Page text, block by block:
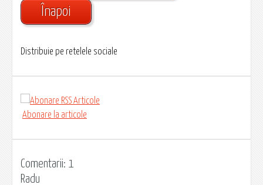
Înapoi
Distribuie pe retelele sociale
Abonare la articole
Comentarii: 1
Radu